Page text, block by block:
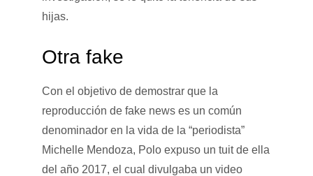
hijas.
Otra fake
Con el objetivo de demostrar que la
reproducción de fake news es un común
denominador en la vida de la “periodista”
Michelle Mendoza, Polo expuso un tuit de ella
del año 2017, el cual divulgaba un video